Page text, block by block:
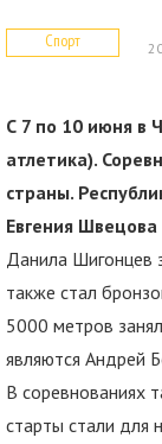
Спорт
С 7 по 10 июня в
атлетика).
страны.
Евгения Швецова
Данила Шигонцев
также стал
5000 метров
являются Андрей
В соревнованиях
старты стали для